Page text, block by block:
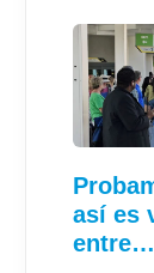
así es
entre…